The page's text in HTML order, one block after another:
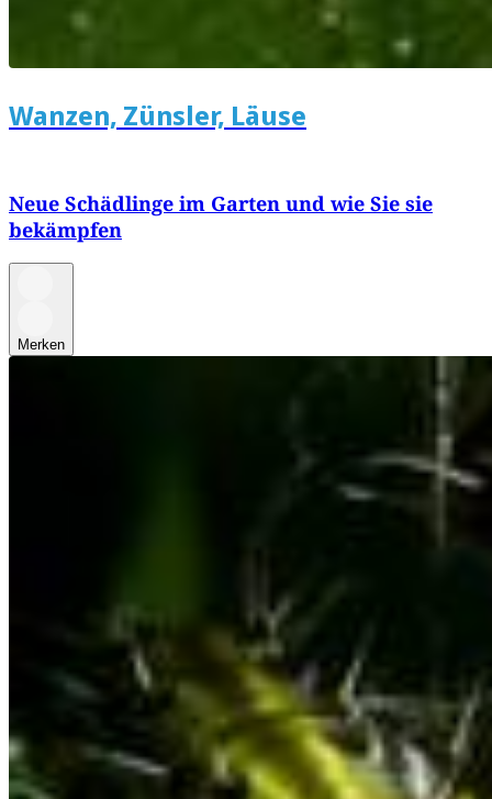
Wanzen, Zünsler, Läuse
Neue Schädlinge im Garten und wie Sie sie
bekämpfen
Merken